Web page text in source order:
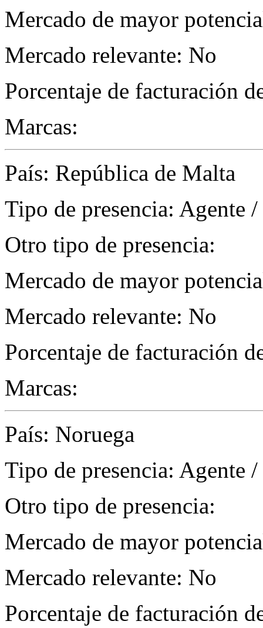
Mercado de mayor
Mercado relevante: No
Porcentaje de facturación
Marcas:
País: República de Malta
Tipo de presencia: Agente
Otro tipo de presencia:
Mercado de mayor
Mercado relevante: No
Porcentaje de facturación
Marcas:
País: Noruega
Tipo de presencia: Agente
Otro tipo de presencia:
Mercado de mayor
Mercado relevante: No
Porcentaje de facturación